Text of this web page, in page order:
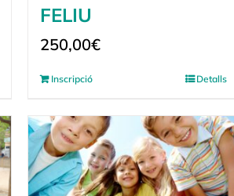
FELIU
250,00€
Inscripció Detalls